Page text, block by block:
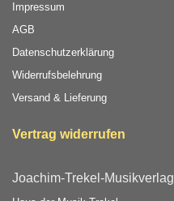
Impressum
AGB
Datenschutzerklärung
Widerrufsbelehrung
Versand & Lieferung
Vertrag widerrufen
Joachim-Trekel-Musikverlag